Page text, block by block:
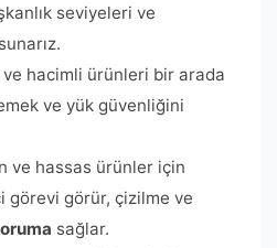
seviyeleri ve
ve hacimli ürünleri bir arada
ve yük güvenliğini
ve hassas ürünler için
görevi görür, çizilme ve
sağlar.